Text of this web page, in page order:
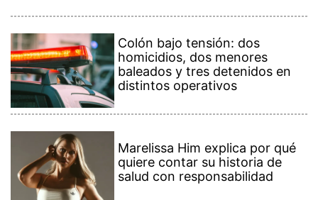
Colón bajo tensión: dos
homicidios, dos menores
baleados y tres detenidos en
distintos operativos
Marelissa Him explica por qué
quiere contar su historia de
salud con responsabilidad